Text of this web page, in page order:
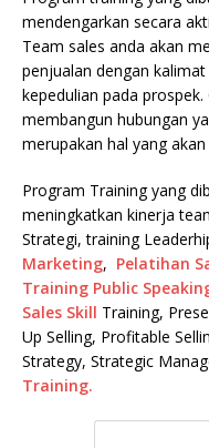
mendengarkan secara
Team sales anda akan
penjualan dengan
kepedulian pada
membangun hubungan
merupakan hal yang
Program Training yang
meningkatkan kinerja
Strategi, training
Marketing, Pelatihan
Training Public
Sales Skill Training,
Up Selling, Profitable
Strategy, Strategic
Training.